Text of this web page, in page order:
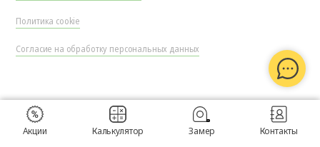
Политика cookie
Согласие на обработку персональных данных
Акции Калькулятор Замер Контакты